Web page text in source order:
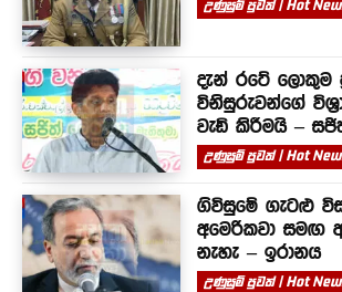
උණුසුම් පුවත් | Hot
දැන් රටේ ලොකුම
විනිසුරුවන්ගේ
වැඩි කිරීමයි –
උණුසුම් පුවත් | Hot
ගිවිසුමේ ගැටළු
අමෙරිකවා සමඟ
නැහැ – ඉරානය
උණුසුම් පුවත් | Hot